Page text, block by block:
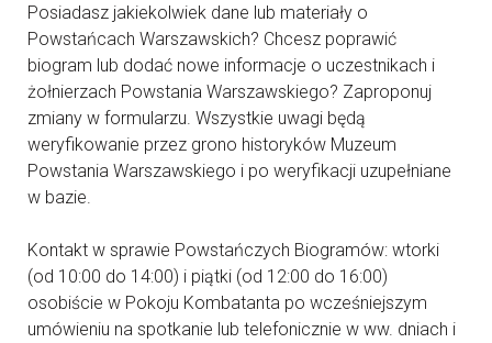
Posiadasz jakiekolwiek dane lub materiały o
Powstańcach Warszawskich? Chcesz poprawić
biogram lub dodać nowe informacje o uczestnikach i
żołnierzach Powstania Warszawskiego? Zaproponuj
zmiany w formularzu. Wszystkie uwagi będą
weryfikowanie przez grono historyków Muzeum
Powstania Warszawskiego i po weryfikacji uzupełniane
w bazie.
Kontakt w sprawie Powstańczych Biogramów: wtorki
(od 10:00 do 14:00) i piątki (od 12:00 do 16:00)
osobiście w Pokoju Kombatanta po wcześniejszym
umówieniu na spotkanie lub telefonicznie w ww. dniach i